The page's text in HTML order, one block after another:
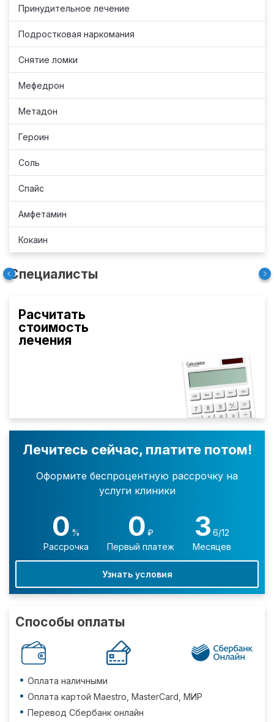
Принудительное лечение
Подростковая наркомания
Снятие ломки
Мефедрон
Метадон
Героин
Соль
Спайс
Амфетамин
Кокаин
Специалисты
Расчитать
стоимость
лечения
Лечитесь сейчас, платите потом!
Оформите беспроцентную рассрочку на
услуги клиники
0 %
Рассрочка
0 ₽
Первый платеж
3 6/12
Месяцев
Узнать условия
Способы оплаты
Оплата наличными
Оплата картой Maestro, MasterCard, МИР
Перевод Сбербанк онлайн